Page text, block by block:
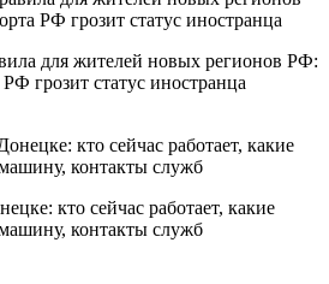
для жителей новых регионов РФ:
грозит статус иностранца
кто сейчас работает, какие
контакты служб